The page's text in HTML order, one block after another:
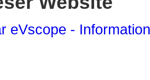
eVscope -